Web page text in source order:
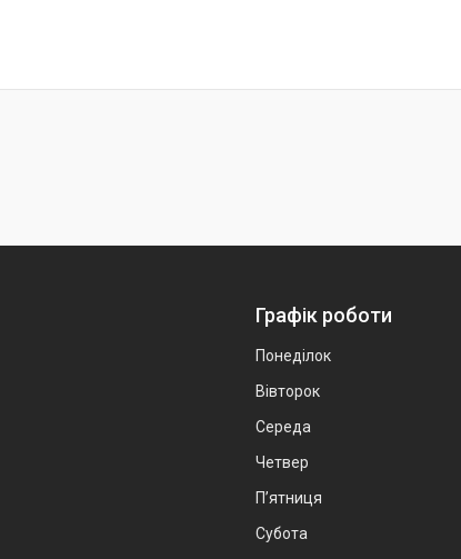
Графік роботи
Понеділок
Вівторок
Середа
Четвер
Пʼятниця
Субота